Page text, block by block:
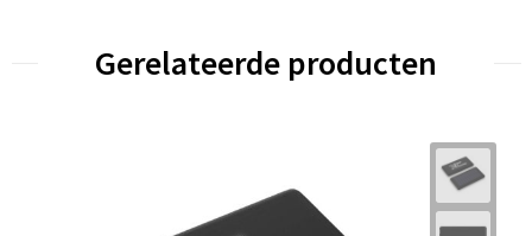
Gerelateerde producten